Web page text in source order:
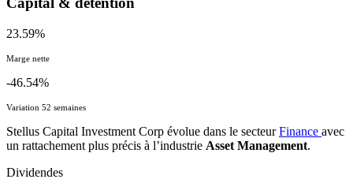
23.59%
Marge nette
-46.54%
Variation 52 semaines
Stellus Capital Investment Corp évolue dans le secteurFinance avec
un rattachement plus précis à l’industrie Asset Management.
Dividendes